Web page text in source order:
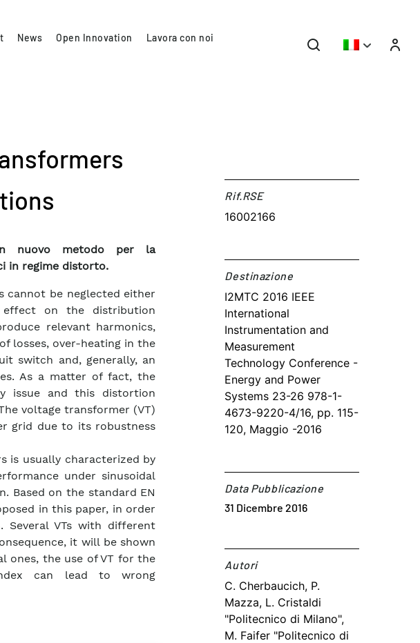
News Open Innovation Lavora con noi
nuovo metodo per la
in regime distorto.
cannot be neglected either
on the distribution
relevant harmonics,
losses, over-heating in the
switch and, generally, an
As a matter of fact, the
issue and this distortion
voltage transformer (VT)
grid due to its robustness
is usually characterized by
under sinusoidal
Based on the standard EN
in this paper, in order
VTs with different
it will be shown
ones, the use of VT for the
can lead to wrong
Rif.RSE​
16002166
Destinazione​
I2MTC 2016 IEEE
International
Instrumentation and
Measurement
Technology Conference -
Energy and Power
Systems 23-26 978-1-
4673-9220-4/16, pp. 115-
120, Maggio -2016
Data Pubblicazione
31 Dicembre 2016
Autori​
C. Cherbaucich, P.
Mazza, L. Cristaldi
"Politecnico di Milano",
M. Faifer "Politecnico di